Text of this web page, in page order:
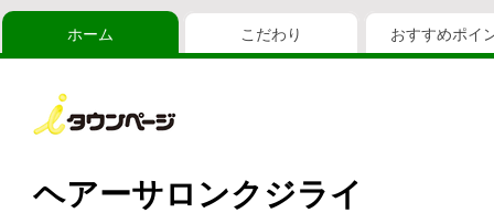
ホーム こだわり おすすめポイ
ヘアーサロンクジライ